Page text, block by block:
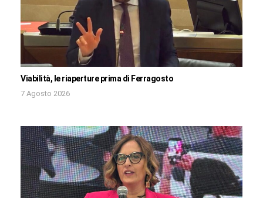
Viabilità, le riaperture prima di Ferragosto
7 Agosto 2026